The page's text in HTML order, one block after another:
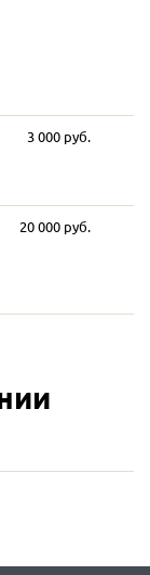
3 000 руб.
20 000 руб.